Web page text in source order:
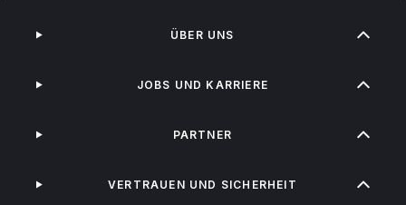
ÜBER UNS
JOBS UND KARRIERE
PARTNER
VERTRAUEN UND SICHERHEIT